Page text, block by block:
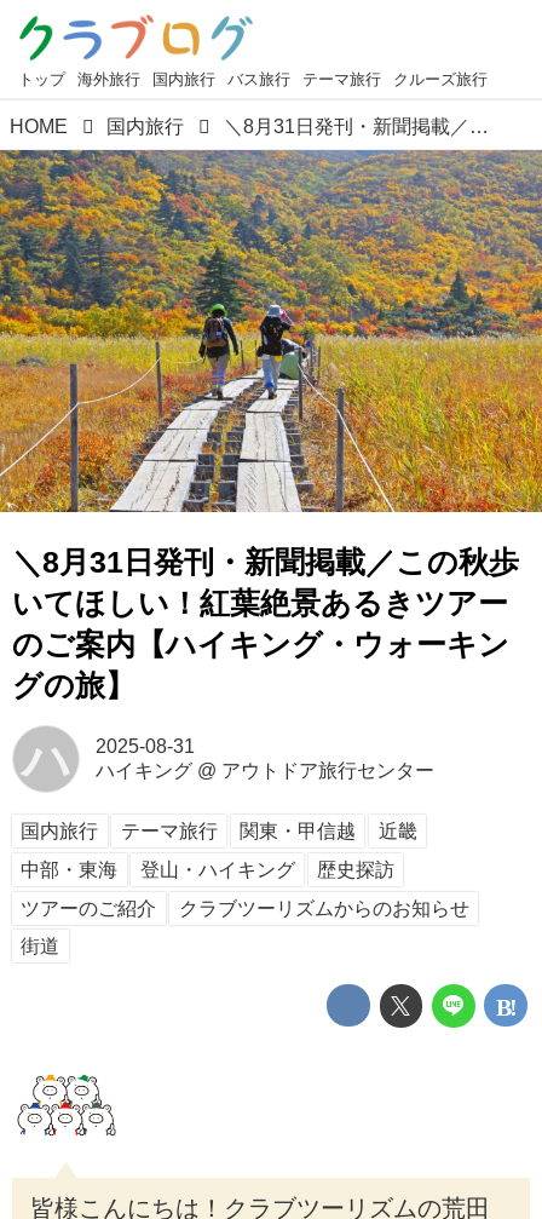
トップ 海外旅行 国内旅行 バス旅行 テーマ旅行 クルーズ旅行
HOME 国内旅行 ＼8月31日発刊・新聞掲載／この秋歩いてほしい！紅葉絶景あるきツアーのご案内【ハイキング・ウォーキングの旅】
＼8月31日発刊・新聞掲載／この秋歩
いてほしい！紅葉絶景あるきツアー
のご案内【ハイキング・ウォーキン
グの旅】
ハ
2025-08-31
ハイキング@ アウトドア旅行センター
国内旅行 テーマ旅行 関東・甲信越
近畿
中部・東海
登山・ハイキング
歴史探訪
ツアーのご紹介
クラブツーリズムからのお知らせ
街道
皆様こんにちは！クラブツーリズムの荒田